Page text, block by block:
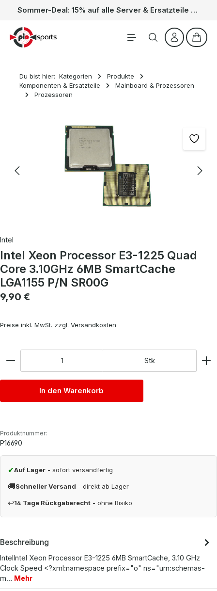
Zum Hauptinhalt springen Sommer-Deal: 15% auf alle Server & Ersatzteile – Kein Code nötig, der Rabatt wird automatisch im Warenkorb abgezogen. Gültig vom 01.06. bis 31.08.
Du bist hier: Kategorien
Produkte
Komponenten & Ersatzteile
Mainboard & Prozessoren
Prozessoren
Intel
Intel Xeon Processor E3-1225 Quad
Core 3.10GHz 6MB SmartCache
LGA1155 P/N SR00G
Regulärer Preis:
9,90 €
Preise inkl. MwSt. zzgl. Versandkosten
Stk
In den Warenkorb
Produktnummer:
P16690
✔Auf Lager - sofort versandfertig
🚚Schneller Versand - direkt ab Lager
↩14 Tage Rückgaberecht - ohne Risiko
Beschreibung
IntelIntel Xeon Processor E3-1225 6MB SmartCache, 3.10 GHz
Clock Speed <?xml:namespace prefix="o" ns="urn:schemas-
m… Mehr